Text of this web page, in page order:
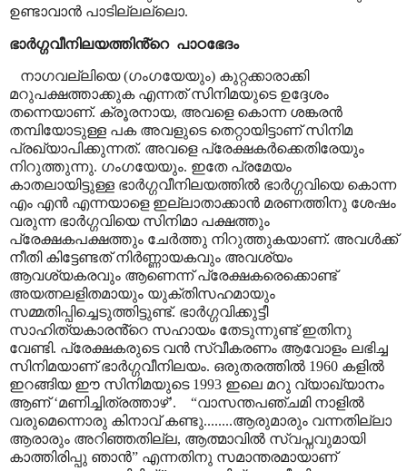
ഉണ്ടാവാൻ പാടില്ലല്ലൊ.
ഭാർഗ്ഗവീനിലയത്തിൻ്റെ പാഠഭേദം
നാഗവല്ലിയെ (ഗംഗയേയും) കുറ്റക്കാരാക്കി
മറുപക്ഷത്താക്കുക എന്നത് സിനിമയുടെ ഉദ്ദേശം
തന്നെയാണ്. ക്രൂരനായ, അവളെ കൊന്ന ശങ്കരൻ
തമ്പിയോടുള്ള പക അവളുടെ തെറ്റായിട്ടാണ് സിനിമ
പ്രഖ്യാപിക്കുന്നത്. അവളെ പ്രേക്ഷകർക്കെതിരേയും
നിറുത്തുന്നു. ഗംഗയേയും. ഇതേ പ്രമേയം
കാതലായിട്ടുള്ള ഭാർഗ്ഗവീനിലയത്തിൽ ഭാർഗ്ഗവിയെ കൊന്ന
എം എൻ എന്നയാളെ ഇല്ലാതാക്കാൻ മരണത്തിനു ശേഷം
വരുന്ന ഭാർഗ്ഗവിയെ സിനിമാ പക്ഷത്തും
പ്രേക്ഷകപക്ഷത്തും ചേർത്തു നിറുത്തുകയാണ്. അവൾക്ക്
നീതി കിട്ടേണ്ടത് നിർണ്ണായകവും അവശ്യം
ആവശ്യകരവും ആണെന്ന് പ്രേക്ഷകരെക്കൊണ്ട്
അയത്നലളിതമായും യുക്തിസഹമായും
സമ്മതിപ്പിച്ചെടുത്തിട്ടുണ്ട്. ഭാർഗ്ഗവിക്കുട്ടീ
സാഹിത്യകാരൻ്റെ സഹായം തേടുന്നുണ്ട് ഇതിനു
വേണ്ടി. പ്രേക്ഷകരുടെ വൻ സ്വീകരണം ആവോളം ലഭിച്ച
സിനിമയാണ് ഭാർഗ്ഗവീനിലയം. ഒരുതരത്തിൽ 1960 കളിൽ
ഇറങ്ങിയ ഈ സിനിമയുടെ 1993 ഇലെ മറു വ്യാഖ്യാനം
ആണ്‘മണിച്ചിത്രത്താഴ്’. “വാസന്തപഞ്ചമി നാളിൽ
വരുമെന്നൊരു കിനാവ് കണ്ടു........ആരുമാരും വന്നതില്ലാ
ആരാരും അറിഞ്ഞതില്ല, ആത്മാവിൽ സ്വപ്നവുമായി
കാത്തിരിപ്പു ഞാൻ” എന്നതിനു സമാന്തരമായാണ്